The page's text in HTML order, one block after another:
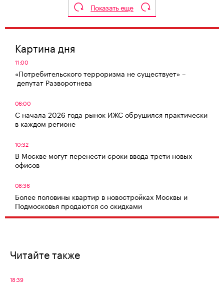
Показать еще
Картина дня
11:00
«Потребительского терроризма не существует» –
депутат Разворотнева
06:00
С начала 2026 года рынок ИЖС обрушился практически
в каждом регионе
10:32
В Москве могут перенести сроки ввода трети новых
офисов
08:36
Более половины квартир в новостройках Москвы и
Подмосковья продаются со скидками
Читайте также
18:39